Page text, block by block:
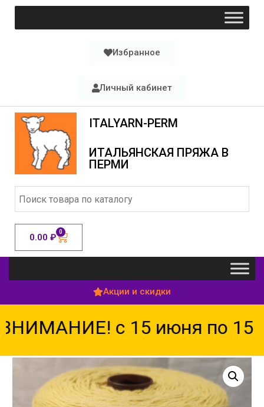
Избранное
Личный кабинет
ITALYARN-PERM
ИТАЛЬЯНСКАЯ ПРЯЖА В
ПЕРМИ
0.00 ₽ 0
Акции и скидки
с 15 июня по 15